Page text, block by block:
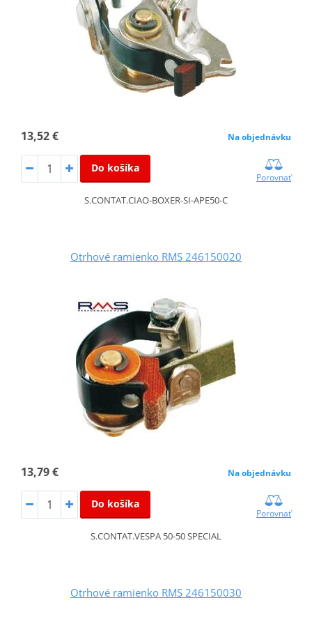
13,52 € Na objednávku
Do košíka
Porovnať
S.CONTAT.CIAO-BOXER-SI-APE50-C
Otrhové ramienko RMS 246150020
13,79 € Na objednávku
Do košíka
Porovnať
S.CONTAT.VESPA 50-50 SPECIAL
Otrhové ramienko RMS 246150030